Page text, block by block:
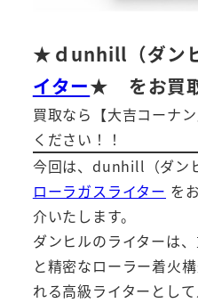
★ｄunhill（ダンヒ
イター★ をお買
買取なら【大吉コーナ
ください！！
今回は、dunhill（ダン
ローラガスライター を
介いたします。
ダンヒルのライターは
と精密なローラー着火
れる高級ライターとして